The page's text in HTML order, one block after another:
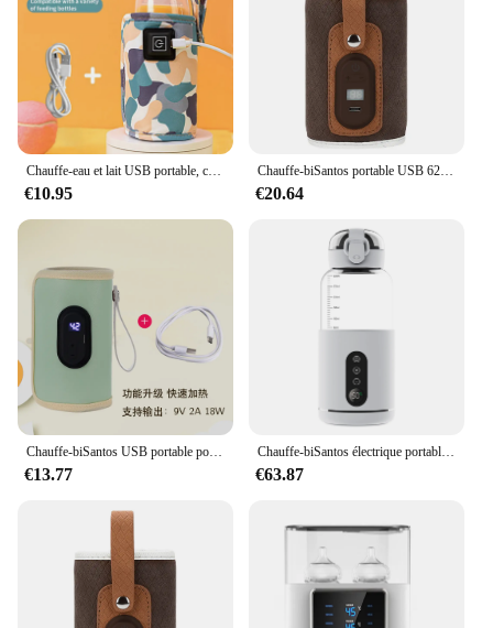
Chauffe-eau et lait USB portable, chauffe-biSantos, sac isolé, poussette de voyage, Noël
€10.95
Chauffe-biSantos portable USB 62 avec affichage numérique, chauffe-lait pour bébé, chauffe-biSantos pour enfants, voyage en plein air
€20.64
Chauffe-biSantos USB portable pour bébé, chauffe-lait pour voiture, accessoires de voyage en plein air
€13.77
Chauffe-biSantos électrique portable, chauffe-eau portable, lait de formule dissolvant, charge USB, extérieur, voyage instantané, 300ml
€63.87